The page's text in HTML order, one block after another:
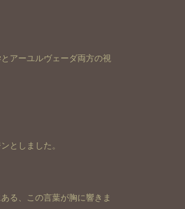
アーユルヴェーダ両方の視
としました。
る、この言葉が胸に響きま